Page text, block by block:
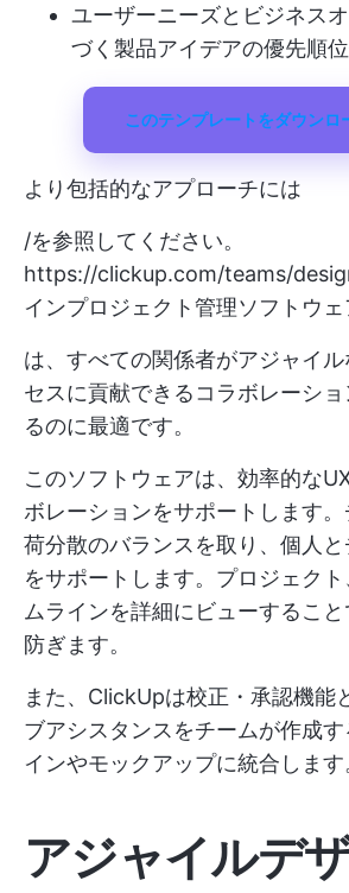
ユーザーニーズとビジネス
づく製品アイデアの優先順
このテンプレートをダウンロ
より包括的なアプローチには
/を参照してください。
https://clickup.com/teams/
インプロジェクト管理ソフトウ
は、すべての関係者がアジャイ
セスに貢献できるコラボレーシ
るのに最適です。
このソフトウェアは、効率的な
ボレーションをサポートします
荷分散のバランスを取り、個人
をサポートします。プロジェク
ムラインを詳細にビューするこ
防ぎます。
また、ClickUpは校正・承認機能
ブアシスタンスをチームが作成
インやモックアップに統合します
アジャイルデ